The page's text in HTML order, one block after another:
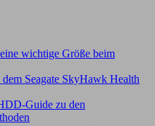
wichtige Größe beim
Seagate SkyHawk Health
Guide zu den